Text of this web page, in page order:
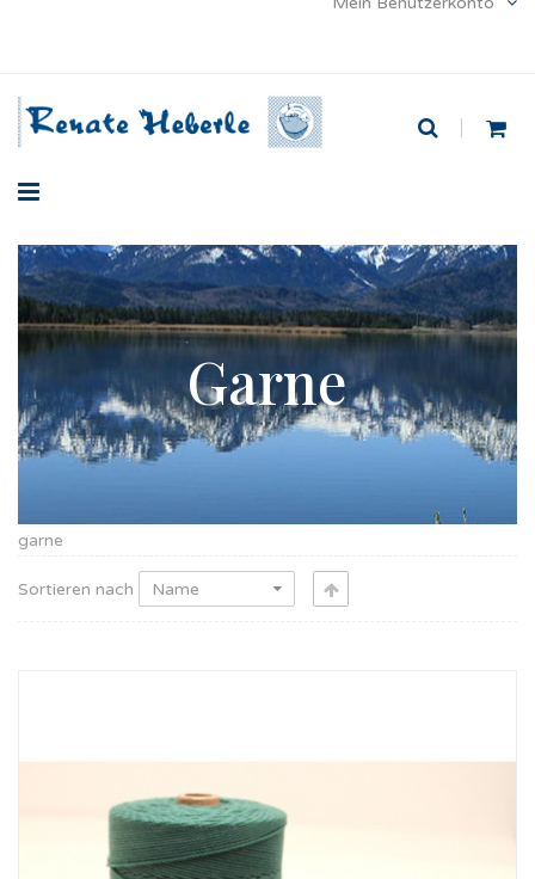
Garne
garne
Sortieren nach